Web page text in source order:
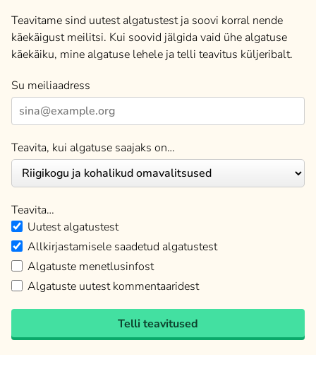
Teavitame sind uutest algatustest ja soovi korral nende
käekäigust meilitsi. Kui soovid jälgida vaid ühe algatuse
käekäiku, mine algatuse lehele ja telli teavitus küljeribalt.
Su meiliaadress
Teavita, kui algatuse saajaks on…
Teavita…
Uutest algatustest
Allkirjastamisele saadetud algatustest
Algatuste menetlusinfost
Algatuste uutest kommentaaridest
Telli teavitused